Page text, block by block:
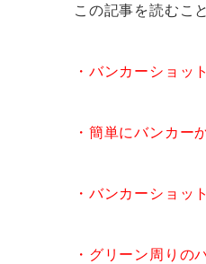
この記事を読むこ
・バンカーショッ
・簡単にバンカー
・バンカーショッ
・グリーン周りの